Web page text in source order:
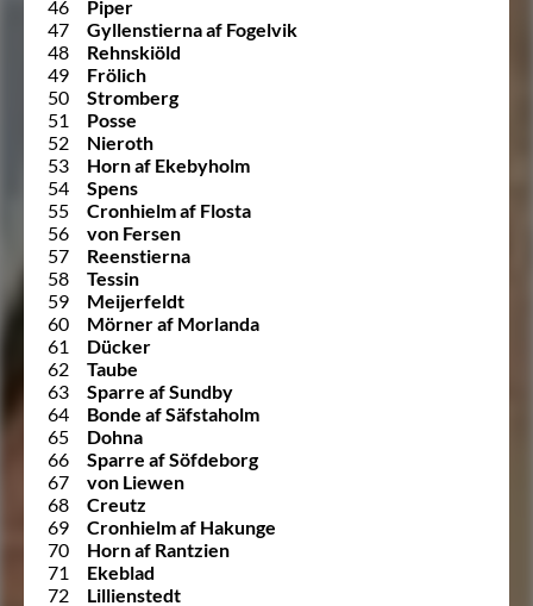
46
Piper
47
Gyllenstierna af Fogelvik
48
Rehnskiöld
49
Frölich
50
Stromberg
51
Posse
52
Nieroth
53
Horn af Ekebyholm
54
Spens
55
Cronhielm af Flosta
56
von Fersen
57
Reenstierna
58
Tessin
59
Meijerfeldt
60
Mörner af Morlanda
61
Dücker
62
Taube
63
Sparre af Sundby
64
Bonde af Säfstaholm
65
Dohna
66
Sparre af Söfdeborg
67
von Liewen
68
Creutz
69
Cronhielm af Hakunge
70
Horn af Rantzien
71
Ekeblad
72
Lillienstedt